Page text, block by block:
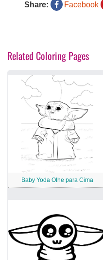
Share: Facebook
Related Coloring Pages
Baby Yoda Olhe para Cima